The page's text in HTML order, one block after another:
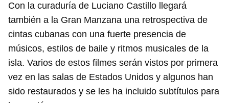
Con la curaduría de Luciano Castillo llegará
también a la Gran Manzana una retrospectiva de
cintas cubanas con una fuerte presencia de
músicos, estilos de baile y ritmos musicales de la
isla. Varios de estos filmes serán vistos por primera
vez en las salas de Estados Unidos y algunos han
sido restaurados y se les ha incluido subtítulos para